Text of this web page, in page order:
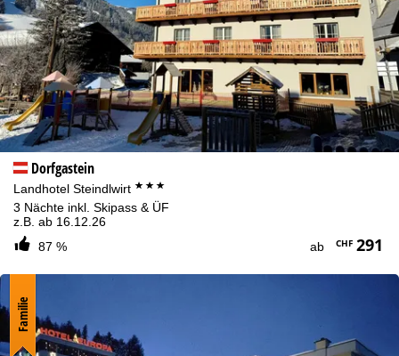
Dorfgastein
Landhotel Steindlwirt ***
3 Nächte inkl. Skipass & ÜF
z.B. ab 16.12.26
87 %
ab CHF291
Familie